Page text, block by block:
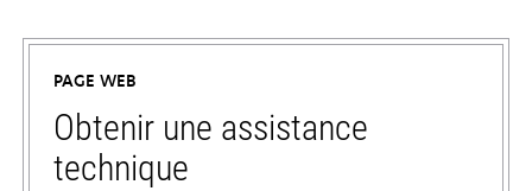
PAGE WEB
Obtenir une assistance
technique